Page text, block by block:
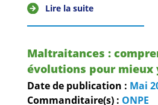
Lire la suite
Maltraitances :
évolutions pour mieux
Date de publication : Mai
Commanditaire(s) : ONPE